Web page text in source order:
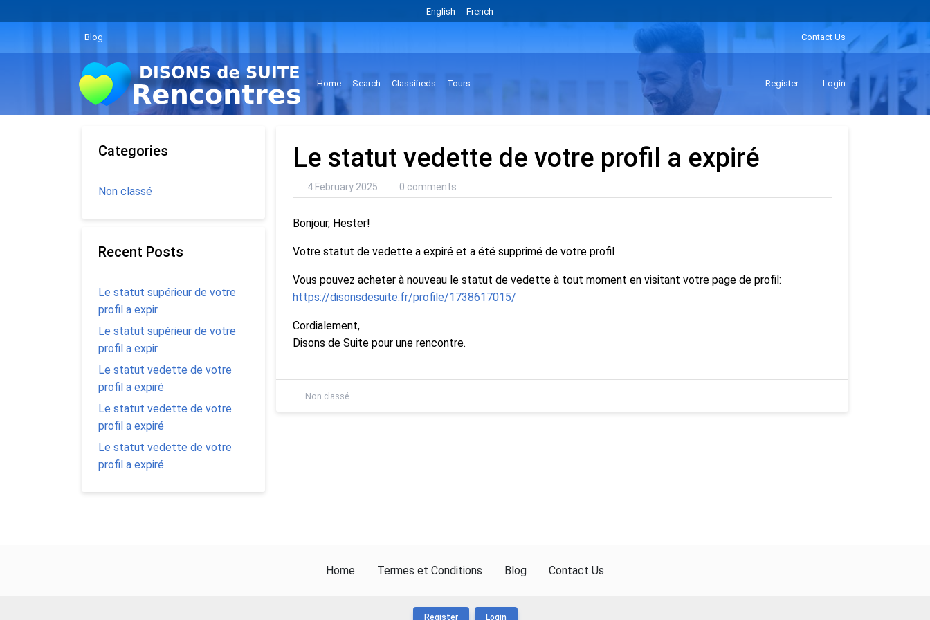
English French
Blog Contact Us
Home Search Classifieds Tours Register Login
Le statut vedette de votre profil a expiré
4 February 2025 0 comments
Bonjour, Hester!
Votre statut de vedette a expiré et a été supprimé de votre profil
Vous pouvez acheter à nouveau le statut de vedette à tout moment en visitant votre page de profil:
https://disonsdesuite.fr/profile/1738617015/
Cordialement,
Disons de Suite pour une rencontre.
Non classé
Categories
Non classé
Recent Posts
Le statut supérieur de votre
profil a expir
Le statut supérieur de votre
profil a expir
Le statut vedette de votre
profil a expiré
Le statut vedette de votre
profil a expiré
Le statut vedette de votre
profil a expiré
Home Termes et Conditions Blog Contact Us
Register Login